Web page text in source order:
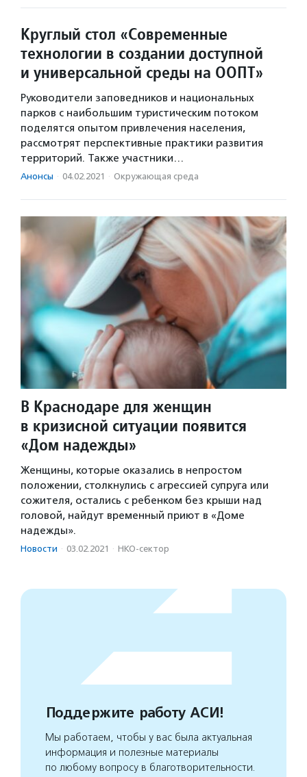
Круглый стол «Современные
технологии в создании доступной
и универсальной среды на ООПТ»
Руководители заповедников и национальных
парков с наибольшим туристическим потоком
поделятся опытом привлечения населения,
рассмотрят перспективные практики развития
территорий. Также участники…
Анонсы · 04.02.2021 · Окружающая среда
В Краснодаре для женщин
в кризисной ситуации появится
«Дом надежды»
Женщины, которые оказались в непростом
положении, столкнулись с агрессией супруга или
сожителя, остались с ребенком без крыши над
головой, найдут временный приют в «Доме
надежды».
Новости · 03.02.2021 · НКО-сектор
Поддержите работу АСИ!
Мы работаем, чтобы у вас была актуальная
информация и полезные материалы
по любому вопросу в благотворительности.